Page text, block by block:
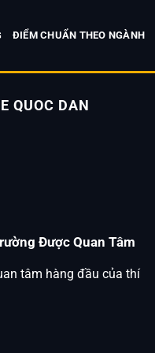
ĐIỂM CHUẨN THEO NGÀNH
QUOC DAN
Được Quan Tâm
tâm hàng đầu của thí